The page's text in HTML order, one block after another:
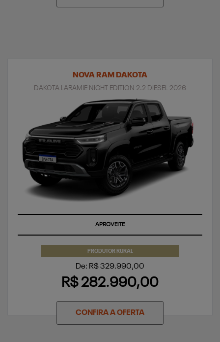
NOVA RAM DAKOTA
DAKOTA LARAMIE NIGHT EDITION 2.2 DIESEL 2026
APROVEITE
PRODUTOR RURAL
De: R$ 329.990,00
R$ 282.990,00
CONFIRA A OFERTA